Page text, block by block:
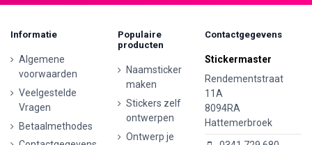
Informatie
Algemene
voorwaarden
Veelgestelde
Vragen
Betaalmethodes
Populaire
producten
Naamsticker
maken
Stickers zelf
ontwerpen
Ontwerp je
Contactgegevens
Stickermaster
Rendementstraat
11A
8094RA
Hattemerbroek